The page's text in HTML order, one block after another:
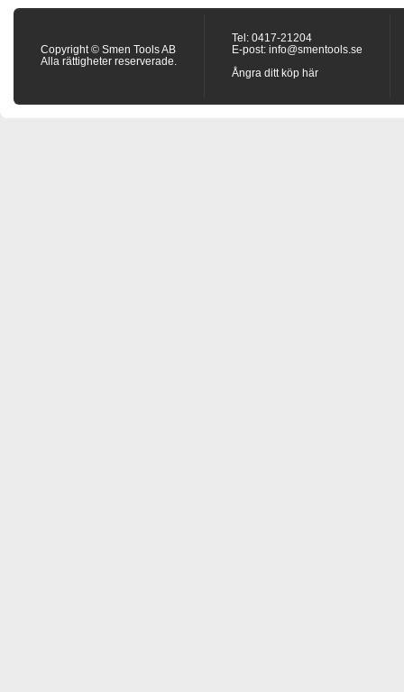
Copyright © Smen Tools AB
Alla rättigheter reserverade.
Tel: 0417-21204
E-post: info@smentools.se
Ångra ditt köp här